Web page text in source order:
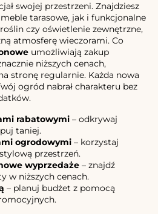
swojej przestrzeni. Znajdziesz
tarasowe, jak i funkcjonalne
czy oświetlenie zewnętrzne,
atmosferę wieczorami. Co
umożliwiają zakup
niższych cenach,
stronę regularnie. Każda nowa
ogród nabrał charakteru bez
rabatowymi – odkrywaj
taniej.
ogrodowymi – korzystaj
przestrzeń.
wyprzedaże – znajdź
w niższych cenach.
– planuj budżet z pomocą